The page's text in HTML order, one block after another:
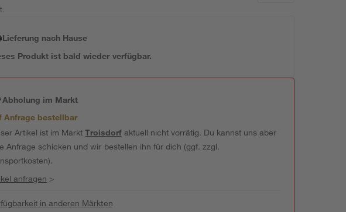
Lieferung nach Hause
Produkt ist bald wieder verfügbar.
Abholung im Markt
Anfrage bestellbar
Artikel ist im MarktTroisdorfaktuell nicht vorrätig. Du kannst uns aber
Anfrage schicken und wir bestellen ihn für dich (ggf. zzgl.
anfragen >
in anderen Märkten